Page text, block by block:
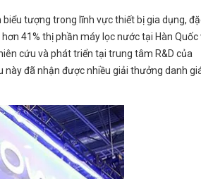
tượng trong lĩnh vực thiết bị gia dụng,
41% thị phần máy lọc nước tại Hàn Quốc
cứu và phát triển tại trung tâm R&D của
đã nhận được nhiều giải thưởng danh